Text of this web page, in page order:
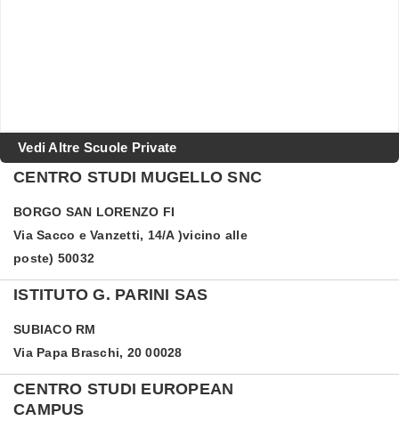
Vedi Altre Scuole Private
CENTRO STUDI MUGELLO SNC
BORGO SAN LORENZO FI
Via Sacco e Vanzetti, 14/A )vicino alle
poste) 50032
ISTITUTO G. PARINI SAS
SUBIACO RM
Via Papa Braschi, 20 00028
CENTRO STUDI EUROPEAN
CAMPUS